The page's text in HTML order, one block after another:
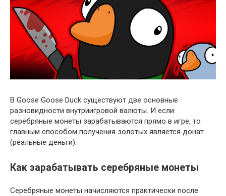
В Goose Goose Duck существуют две основные
разновидности внутриигровой валюты. И если
серебряные монеты зарабатываются прямо в игре, то
главным способом получения золотых является донат
(реальные деньги).
Как зарабатывать серебряные монеты
Серебряные монеты начисляются практически после